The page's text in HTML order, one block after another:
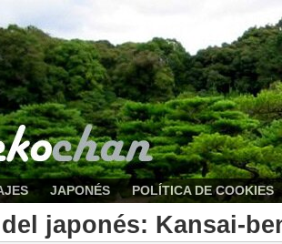
JAPONÉS POLÍTICA DE COOKIES
japonés: Kansai-